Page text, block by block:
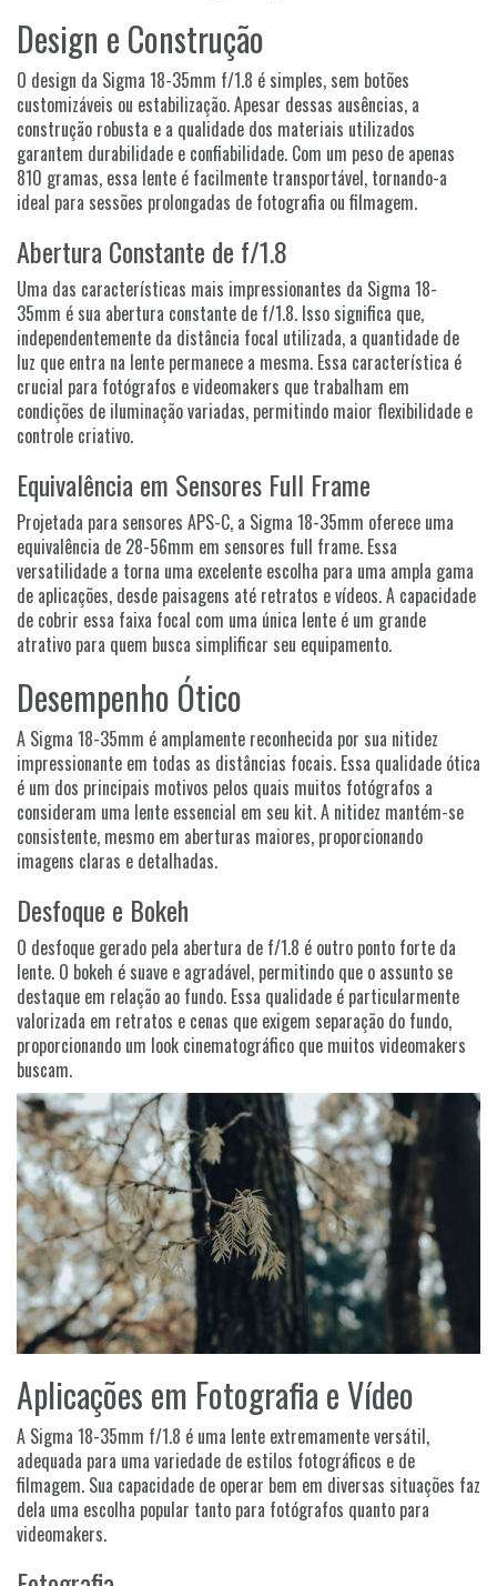
Design e Construção
O design da Sigma 18-35mm f/1.8 é simples, sem botões
customizáveis ou estabilização. Apesar dessas ausências, a
construção robusta e a qualidade dos materiais utilizados
garantem durabilidade e confiabilidade. Com um peso de apenas
810 gramas, essa lente é facilmente transportável, tornando-a
ideal para sessões prolongadas de fotografia ou filmagem.
Abertura Constante de f/1.8
Uma das características mais impressionantes da Sigma 18-
35mm é sua abertura constante de f/1.8. Isso significa que,
independentemente da distância focal utilizada, a quantidade de
luz que entra na lente permanece a mesma. Essa característica é
crucial para fotógrafos e videomakers que trabalham em
condições de iluminação variadas, permitindo maior flexibilidade e
controle criativo.
Equivalência em Sensores Full Frame
Projetada para sensores APS-C, a Sigma 18-35mm oferece uma
equivalência de 28-56mm em sensores full frame. Essa
versatilidade a torna uma excelente escolha para uma ampla gama
de aplicações, desde paisagens até retratos e vídeos. A capacidade
de cobrir essa faixa focal com uma única lente é um grande
atrativo para quem busca simplificar seu equipamento.
Desempenho Ótico
A Sigma 18-35mm é amplamente reconhecida por sua nitidez
impressionante em todas as distâncias focais. Essa qualidade ótica
é um dos principais motivos pelos quais muitos fotógrafos a
consideram uma lente essencial em seu kit. A nitidez mantém-se
consistente, mesmo em aberturas maiores, proporcionando
imagens claras e detalhadas.
Desfoque e Bokeh
O desfoque gerado pela abertura de f/1.8 é outro ponto forte da
lente. O bokeh é suave e agradável, permitindo que o assunto se
destaque em relação ao fundo. Essa qualidade é particularmente
valorizada em retratos e cenas que exigem separação do fundo,
proporcionando um look cinematográfico que muitos videomakers
buscam.
Aplicações em Fotografia e Vídeo
A Sigma 18-35mm f/1.8 é uma lente extremamente versátil,
adequada para uma variedade de estilos fotográficos e de
filmagem. Sua capacidade de operar bem em diversas situações faz
dela uma escolha popular tanto para fotógrafos quanto para
videomakers.